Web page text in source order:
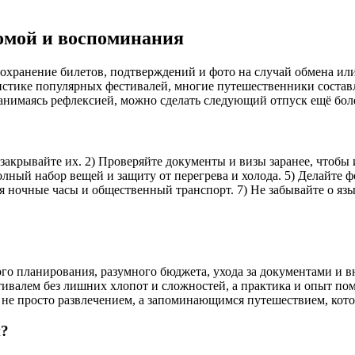
и воспоминания
билетов, подтверждений и фото на случай обмена
популярных фестивалей, многие путешественники
рефлексией, можно сделать следующий отпуск ещё
их. 2) Проверяйте документы и визы заранее,
набор вещей и защиту от перегрева и холода. 5) Делайте
часы и общественный транспорт. 7) Не забывайте о
планирования, разумного бюджета, ухода за документами и
без лишних хлопот и сложностей, а практика и опыт
просто развлечением, а запоминающимся путешествием,